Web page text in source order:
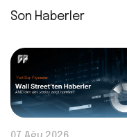
Son Haberler